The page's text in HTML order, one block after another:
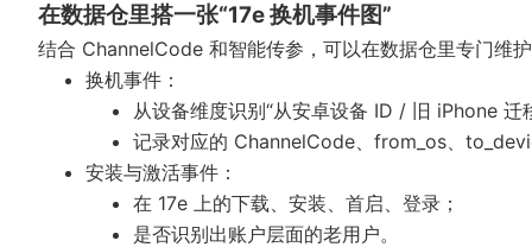
在数据仓里搭一张“17e 换机事件图”
结合 ChannelCode 和智能传参，可以在数据仓里专门维
换机事件：
从设备维度识别“从安卓设备 ID / 旧 iPhone 迁
记录对应的 ChannelCode、from_os、
安装与激活事件：
在 17e 上的下载、安装、首启、登录；
是否识别出账户层面的老用户。